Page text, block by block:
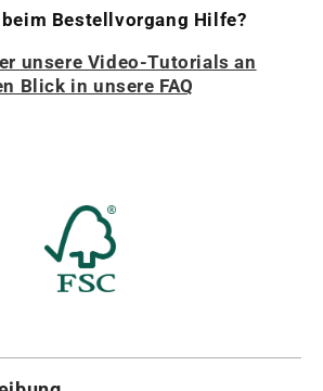
Bestellvorgang Hilfe?
unsere Video-Tutorials an
Blick in unsere FAQ